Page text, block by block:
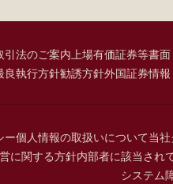
引法のご案内 上場有価証券等書
良執行方針勧誘方針外国証券情
ー個人情報の取扱いについて当
に関する方針内部者に該当され
システム